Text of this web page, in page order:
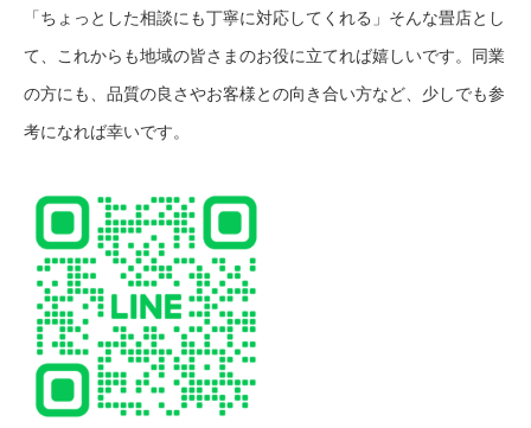
「ちょっとした相談にも丁寧に対応してくれる」そんな畳店とし
て、これからも地域の皆さまのお役に立てれば嬉しいです。同業
の方にも、品質の良さやお客様との向き合い方など、少しでも参
考になれば幸いです。